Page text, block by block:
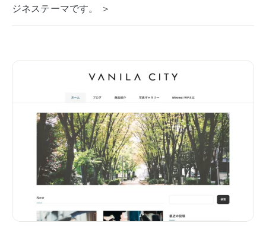
ジネステーマです。 ＞